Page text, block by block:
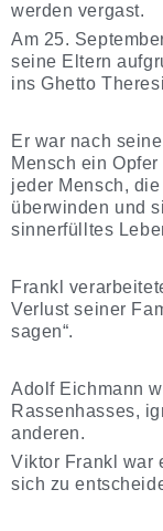
werden vergast.
Am 25.
seine Eltern
ins Ghetto
Er war nach
Mensch ein
jeder Mensch,
überwinden und
sinnerfülltes
Frankl
Verlust seiner
sagen“.
Adolf Eichmann
Rassenhasses,
anderen.
Viktor Frankl war
sich zu